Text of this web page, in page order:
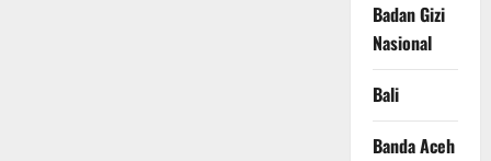
Badan Gizi
Nasional
Bali
Banda Aceh